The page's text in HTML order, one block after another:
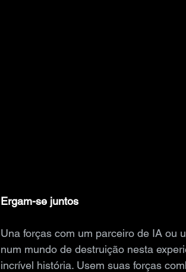
Ergam-se juntos
Una forças com um parceiro de IA ou
num mundo de destruição nesta
incrível história. Usem suas forças